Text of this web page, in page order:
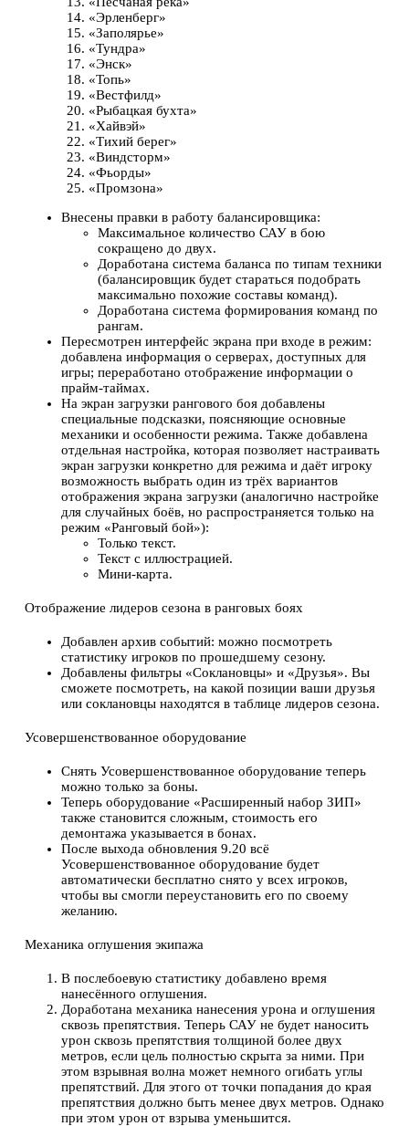
«Эрленберг»
«Заполярье»
«Тундра»
«Энск»
«Топь»
«Вестфилд»
«Рыбацкая бухта»
«Хайвэй»
«Тихий берег»
«Виндсторм»
«Фьорды»
«Промзона»
Внесены правки в работу балансировщика:
Максимальное количество САУ в бою
сокращено до двух.
Доработана система баланса по типам техники
(балансировщик будет стараться подобрать
максимально похожие составы команд).
Доработана система формирования команд по
рангам.
Пересмотрен интерфейс экрана при входе в режим:
добавлена информация о серверах, доступных для
игры; переработано отображение информации о
прайм-таймах.
На экран загрузки рангового боя добавлены
специальные подсказки, поясняющие основные
механики и особенности режима. Также добавлена
отдельная настройка, которая позволяет настраивать
экран загрузки конкретно для режима и даёт игроку
возможность выбрать один из трёх вариантов
отображения экрана загрузки (аналогично настройке
для случайных боёв, но распространяется только на
режим «Ранговый бой»):
Только текст.
Текст с иллюстрацией.
Мини-карта.
Отображение лидеров сезона в ранговых боях
Добавлен архив событий: можно посмотреть
статистику игроков по прошедшему сезону.
Добавлены фильтры «Соклановцы» и «Друзья». Вы
сможете посмотреть, на какой позиции ваши друзья
или соклановцы находятся в таблице лидеров сезона.
Усовершенствованное оборудование
Снять Усовершенствованное оборудование теперь
можно только за боны.
Теперь оборудование «Расширенный набор ЗИП»
также становится сложным, стоимость его
демонтажа указывается в бонах.
После выхода обновления 9.20 всё
Усовершенствованное оборудование будет
автоматически бесплатно снято у всех игроков,
чтобы вы смогли переустановить его по своему
желанию.
Механика оглушения экипажа
В послебоевую статистику добавлено время
нанесённого оглушения.
Доработана механика нанесения урона и оглушения
сквозь препятствия. Теперь САУ не будет наносить
урон сквозь препятствия толщиной более двух
метров, если цель полностью скрыта за ними. При
этом взрывная волна может немного огибать углы
препятствий. Для этого от точки попадания до края
препятствия должно быть менее двух метров. Однако
при этом урон от взрыва уменьшится.